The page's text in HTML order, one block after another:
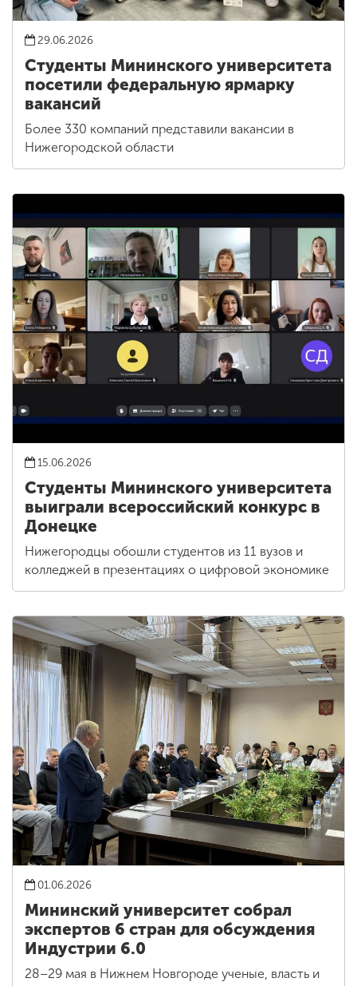
29.06.2026
Студенты Мининского университета
посетили федеральную ярмарку
вакансий
Более 330 компаний представили вакансии в
Нижегородской области
15.06.2026
Студенты Мининского университета
выиграли всероссийский конкурс в
Донецке
Нижегородцы обошли студентов из 11 вузов и
колледжей в презентациях о цифровой экономике
01.06.2026
Мининский университет собрал
экспертов 6 стран для обсуждения
Индустрии 6.0
28–29 мая в Нижнем Новгороде ученые, власть и